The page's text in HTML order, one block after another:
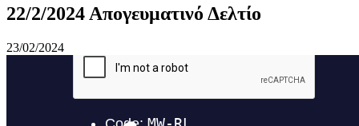
22/2/2024 Aπογευματινό Δελτίο
23/02/2024